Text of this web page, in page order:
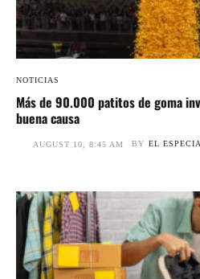
NOTICIAS
Más de 90.000 patitos de goma
buena causa
AUGUST 10, 8:45 AM BY EL